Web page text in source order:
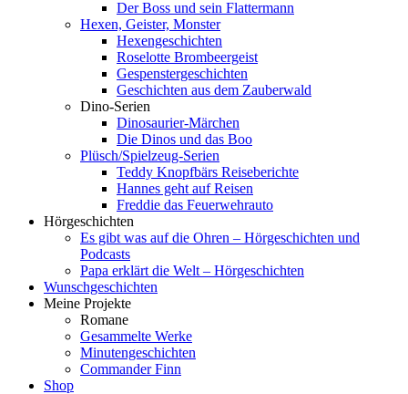
Der Boss und sein Flattermann
Hexen, Geister, Monster
Hexengeschichten
Roselotte Brombeergeist
Gespenstergeschichten
Geschichten aus dem Zauberwald
Dino-Serien
Dinosaurier-Märchen
Die Dinos und das Boo
Plüsch/Spielzeug-Serien
Teddy Knopfbärs Reiseberichte
Hannes geht auf Reisen
Freddie das Feuerwehrauto
Hörgeschichten
Es gibt was auf die Ohren – Hörgeschichten und
Podcasts
Papa erklärt die Welt – Hörgeschichten
Wunschgeschichten
Meine Projekte
Romane
Gesammelte Werke
Minutengeschichten
Commander Finn
Shop